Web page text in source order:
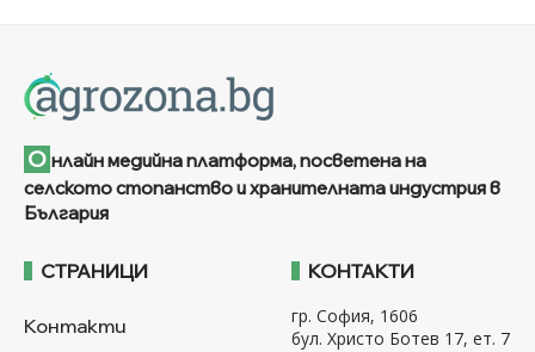
О нлайн медийна платформа, посветена на
селското стопанство и хранителната индустрия в
България
СТРАНИЦИ
Контакти
КОНТАКТИ
гр. София, 1606
бул. Христо Ботев 17, ет. 7